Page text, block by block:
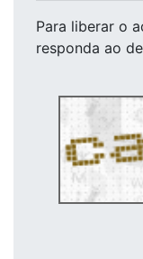
Para liberar o
responda ao